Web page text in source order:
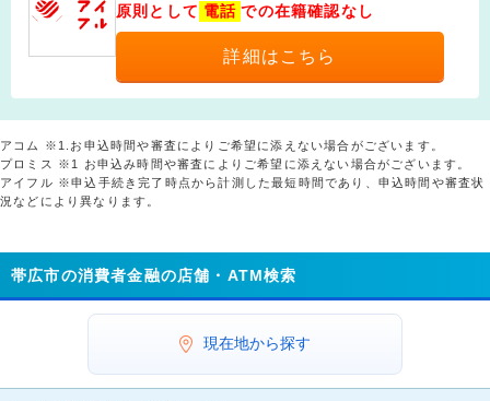
原則として 電話 での在籍確認なし
詳細はこちら
アコム ※1.お申込時間や審査によりご希望に添えない場合がございます。
プロミス ※1 お申込み時間や審査によりご希望に添えない場合がございます。
アイフル ※申込手続き完了時点から計測した最短時間であり、申込時間や審査状
況などにより異なります。
帯広市の消費者金融の店舗・ATM検索
現在地から探す